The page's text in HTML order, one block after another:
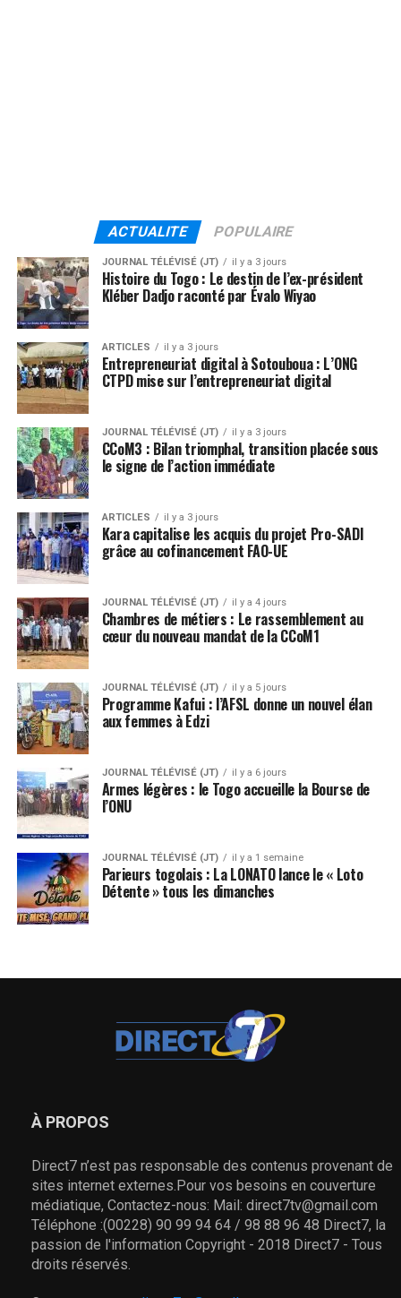
ACTUALITE POPULAIRE
JOURNAL TÉLÉVISÉ (JT) il y a 3 jours
Histoire du Togo : Le destin de l’ex-président
Kléber Dadjo raconté par Évalo Wiyao
ARTICLES il y a 3 jours
Entrepreneuriat digital à Sotouboua : L’ONG
CTPD mise sur l’entrepreneuriat digital
JOURNAL TÉLÉVISÉ (JT) il y a 3 jours
CCoM3 : Bilan triomphal, transition placée sous
le signe de l’action immédiate
ARTICLES il y a 3 jours
Kara capitalise les acquis du projet Pro-SADI
grâce au cofinancement FAO-UE
JOURNAL TÉLÉVISÉ (JT) il y a 4 jours
Chambres de métiers : Le rassemblement au
cœur du nouveau mandat de la CCoM1
JOURNAL TÉLÉVISÉ (JT) il y a 5 jours
Programme Kafui : l’AFSL donne un nouvel élan
aux femmes à Edzi
JOURNAL TÉLÉVISÉ (JT) il y a 6 jours
Armes légères : le Togo accueille la Bourse de
l’ONU
JOURNAL TÉLÉVISÉ (JT) il y a 1 semaine
Parieurs togolais : La LONATO lance le « Loto
Détente » tous les dimanches
À PROPOS
Direct7 n’est pas responsable des contenus provenant de
sites internet externes.Pour vos besoins en couverture
médiatique, Contactez-nous: Mail: direct7tv@gmail.com
Téléphone :(00228) 90 99 94 64 / 98 88 96 48 Direct7, la
passion de l'information Copyright - 2018 Direct7 - Tous
droits réservés.